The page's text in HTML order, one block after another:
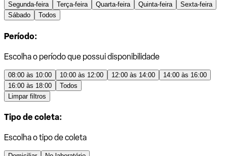
Segunda-feira Terça-feira Quarta-feira Quinta-feira
Sexta-feira
Sábado
Todos
Período:
Escolha o período que possui disponibilidade
08:00 às 10:00 10:00 às 12:00 12:00 às 14:00
14:00 às 16:00
16:00 às 18:00
Todos
Limpar filtros
Tipo de coleta:
Escolha o tipo de coleta